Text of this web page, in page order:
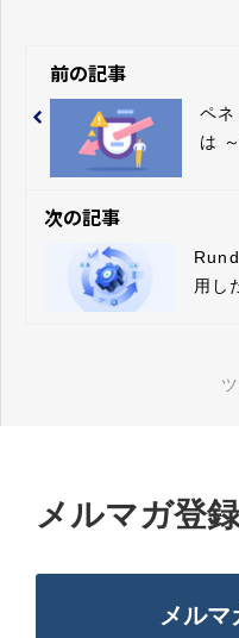
前の記事
ペ
は
次の記事
用し
メルマガ登録
メルマ